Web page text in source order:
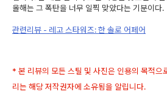
올해는 그 폭탄을 너무 일찍 맞았다는 기분이다.
관련리뷰 - 레고 스타워즈: 한 솔로 어페어
* 본 리뷰의 모든 스틸 및 사진은 인용의 목적으
리는 해당 저작권자에 소유됨을 알립니다.